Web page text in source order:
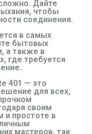
Дайте
чтобы
соединения.
в самых
бытовых
а также в
где требуется
401 — это
для всех,
своим
и простоте в
мастеров, так